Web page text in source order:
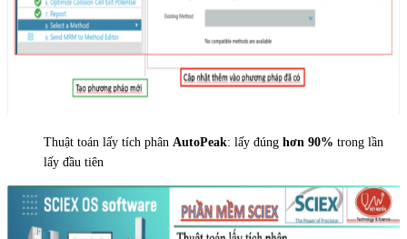
Thuật toán lấy tích phân AutoPeak: lấy đúng hơn 90% trong lần
lấy đầu tiên